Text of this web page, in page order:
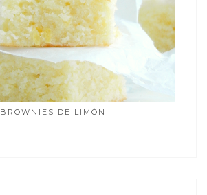
BROWNIES DE LIMÓN